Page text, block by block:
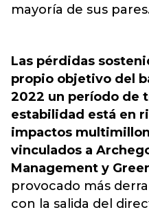
mayoría de sus
Las pérdidas
propio objetivo del
2022 un período de
estabilidad está en
impactos
vinculados a
Management y
provocado más
con la salida del